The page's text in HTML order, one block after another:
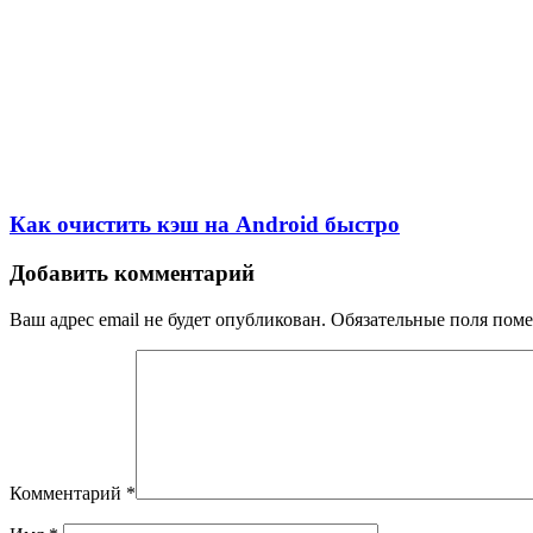
Как очистить кэш на Android быстро
Добавить комментарий
Ваш адрес email не будет опубликован. Обязательные поля
Комментарий *